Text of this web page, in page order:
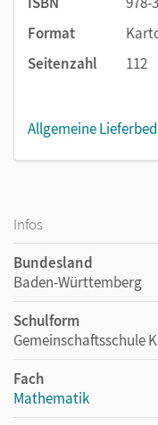
Format
Seitenzahl
112
Allgemeine
Infos
Bundesland
Baden-Württemberg
Schulform
Gemeinschaftsschule
Fach
Mathematik